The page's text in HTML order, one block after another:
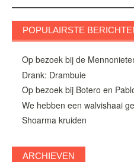
POPULAIRSTE
Op bezoek bij de
Drank: Drambuie
Op bezoek bij Botero en
We hebben een walvishaai
Shoarma kruiden
ARCHIEVEN